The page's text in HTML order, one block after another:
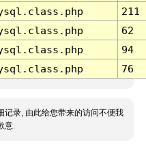
211
62
94
76
记录, 由此给您带来的访问不便我
意.